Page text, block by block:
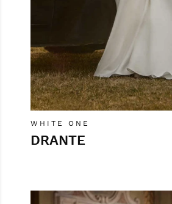
WHITE ONE
DRANTE